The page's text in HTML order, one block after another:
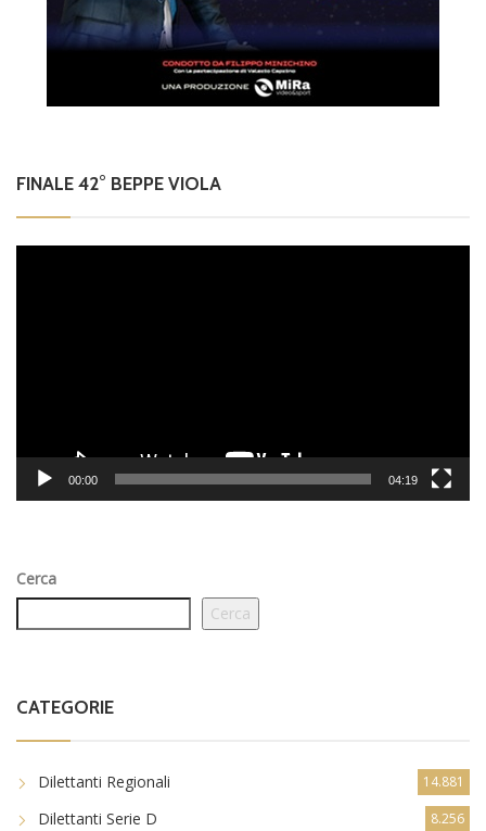
FINALE 42° BEPPE VIOLA
00:00 04:19
Cerca
Cerca
CATEGORIE
Dilettanti Regionali 14.881
Dilettanti Serie D 8.256